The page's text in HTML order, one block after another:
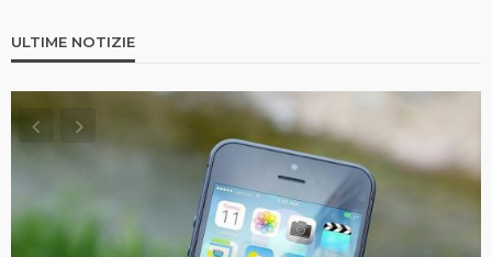
ULTIME NOTIZIE